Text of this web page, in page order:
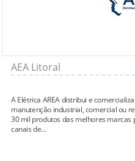
AEA Litoral
A Elétrica AREA distribui e
manutenção industrial, comercial ou
30 mil produtos das melhores
canais de...